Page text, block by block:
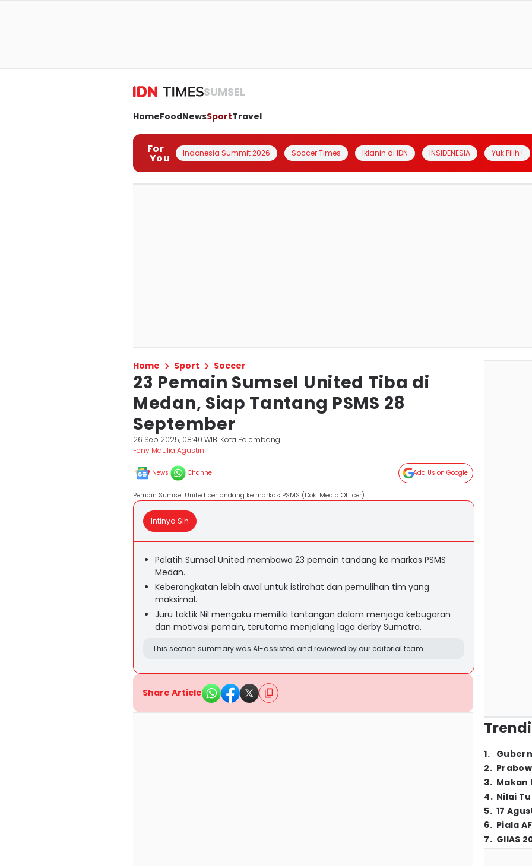
SUMSEL
HomeFoodNewsSportTravel
For
You Indonesia Summit 2026 Soccer Times Iklanin di IDN INSIDENESIA Yuk Pilih !
Home Sport Soccer
23 Pemain Sumsel United Tiba di
Medan, Siap Tantang PSMS 28
September
26 Sep 2025, 08:40 WIB Kota Palembang
Feny Maulia Agustin
News Channel Add Us on Google
Pemain Sumsel United bertandang ke markas PSMS (Dok. Media Officer)
Intinya Sih
Pelatih Sumsel United membawa 23 pemain tandang ke markas PSMS
Medan.
Keberangkatan lebih awal untuk istirahat dan pemulihan tim yang
maksimal.
Juru taktik Nil mengaku memiliki tantangan dalam menjaga kebugaran
dan motivasi pemain, terutama menjelang laga derby Sumatra.
This section summary was AI-assisted and reviewed by our editorial team.
Share Article
1.
2.
3. Makan
4. Nilai
5. 17
6. Piala
7. GIIAS